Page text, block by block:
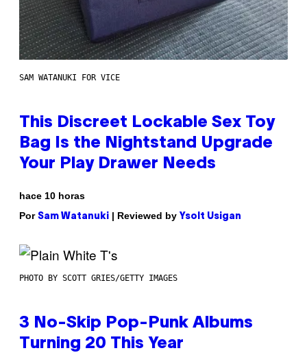
SAM WATANUKI FOR VICE
This Discreet Lockable Sex Toy
Bag Is the Nightstand Upgrade
Your Play Drawer Needs
hace 10 horas
Por Sam Watanuki | Reviewed by Ysolt Usigan
PHOTO BY SCOTT GRIES/GETTY IMAGES
3 No-Skip Pop-Punk Albums
Turning 20 This Year